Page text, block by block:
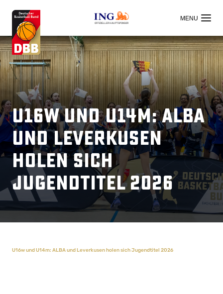
OFFIZIELLER HAUPTSPONSOR
U16w und U14m: ALBA
und Leverkusen
holen sich
Jugendtitel 2026
U16w und U14m: ALBA und Leverkusen holen sich Jugendtitel 2026